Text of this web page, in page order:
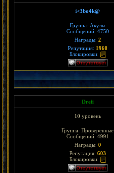
i<3bo4k@
Группа: Акулы
Сообщений: 4750
Награды: 2
Репутация: 1960
Блокировки:
Dreii
10 уровень
Группа: Проверенные
Сообщений: 4991
Награды: 0
Репутация: 603
Блокировки: